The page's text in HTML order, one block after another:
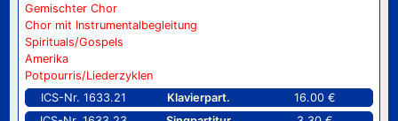
Gemischter Chor
Chor mit Instrumentalbegleitung
Spirituals/Gospels
Amerika
Potpourris/Liederzyklen
ICS-Nr. 1633.21
Klavierpart.
16.00 €